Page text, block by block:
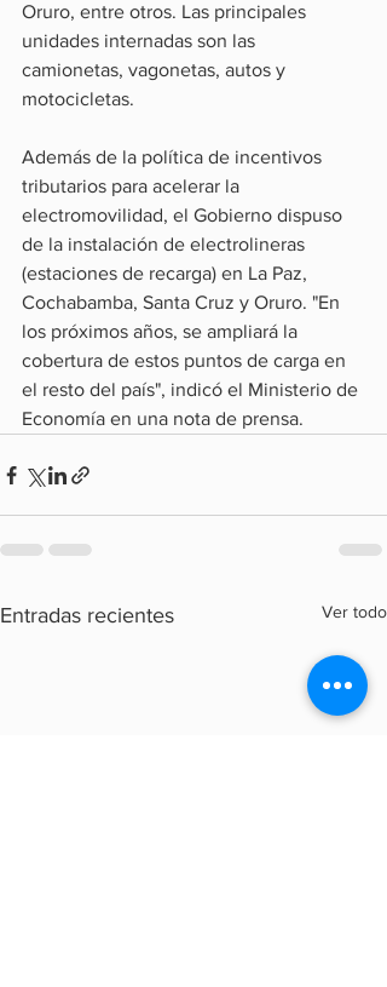
Oruro, entre otros. Las principales
unidades internadas son las
camionetas, vagonetas, autos y
motocicletas.
Además de la política de incentivos
tributarios para acelerar la
electromovilidad, el Gobierno dispuso
de la instalación de electrolineras
(estaciones de recarga) en La Paz,
Cochabamba, Santa Cruz y Oruro. "En
los próximos años, se ampliará la
cobertura de estos puntos de carga en
el resto del país", indicó el Ministerio de
Economía en una nota de prensa.
Entradas recientes Ver todo